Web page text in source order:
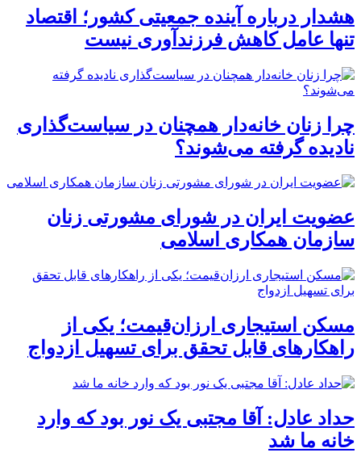
هشدار درباره آینده جمعیتی کشور؛ اقتصاد
تنها عامل کاهش فرزندآوری نیست
چرا زنان خانه‌دار همچنان در سیاست‌گذاری
نادیده گرفته می‌شوند؟
عضویت ایران در شورای مشورتی زنان
سازمان همکاری اسلامی
مسکن استیجاری ارزان‌قیمت؛ یکی از
راهکارهای قابل تحقق برای تسهیل ازدواج
حداد عادل: آقا مجتبی یک نور بود که وارد
خانه ما شد